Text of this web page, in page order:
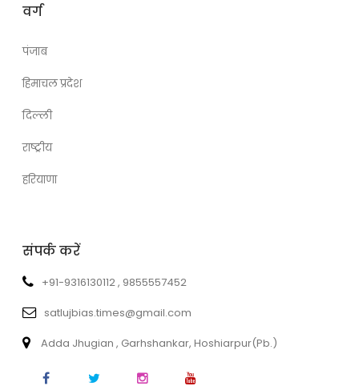
वर्ग
पंजाब
हिमाचल प्रदेश
दिल्ली
राष्ट्रीय
हरियाणा
संपर्क करें
+91-9316130112 , 9855557452
satlujbias.times@gmail.com
Adda Jhugian , Garhshankar, Hoshiarpur(Pb.)